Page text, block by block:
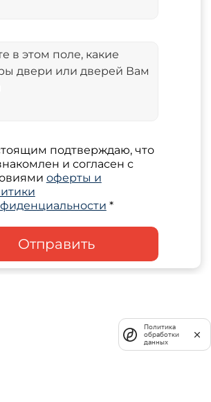
подтверждаю, что
и согласен с
оферты и
*
Отправить
Политика
обработки
данных